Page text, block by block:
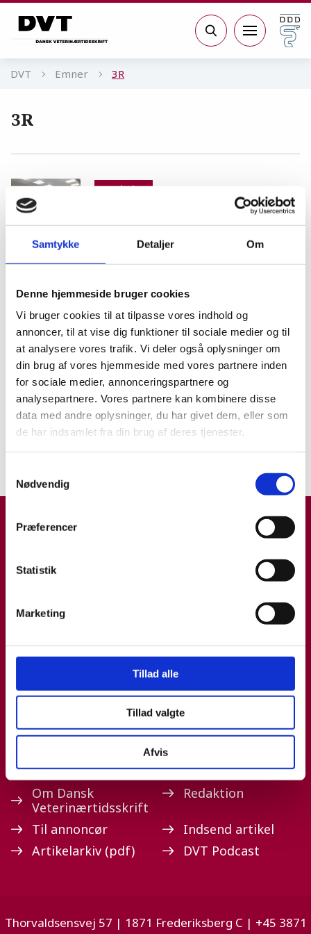
Samtykke Detaljer Om
Denne hjemmeside bruger cookies
Vi bruger cookies til at tilpasse vores indhold og
annoncer, til at vise dig funktioner til sociale medier og til
at analysere vores trafik. Vi deler også oplysninger om
din brug af vores hjemmeside med vores partnere inden
for sociale medier, annonceringspartnere og
analysepartnere. Vores partnere kan kombinere disse
data med andre oplysninger, du har givet dem, eller som
de har indsamlet fra din brug af deres tjenester.
Nødvendig
Præferencer
Statistik
Marketing
Tillad alle
Tillad valgte
Afvis
Søg
DVT Emner 3R
3R
Forskning
Mellem viden og ikke-viden
INTERVIEW
Alternativer til forsøgsdyr:
Forsøg på menneskeceller, -
væv og -organer erstatter
brugen af levende dyr
25.08.25 INDBLIK
Dyreforsøg
Dyrlæge Thomas Bertelsen er
modtager af årets 3R-pris
Om Dansk
Veterinærtidsskrift
Redaktion
Til annoncør
Indsend artikel
Artikelarkiv (pdf)
DVT Podcast
Thorvaldsensvej 57 | 1871 Frederiksberg C | +45 3871